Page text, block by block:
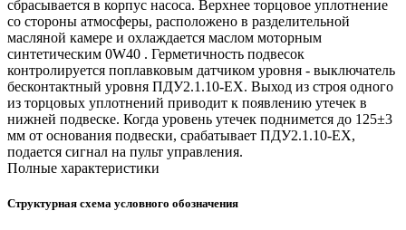
сбрасывается в корпус насоса. Верхнее торцовое уплотнение
со стороны атмосферы, расположено в разделительной
масляной камере и охлаждается маслом моторным
синтетическим 0W40 . Герметичность подвесок
контролируется поплавковым датчиком уровня - выключатель
бесконтактный уровня ПДУ2.1.10-ЕХ. Выход из строя одного
из торцовых уплотнений приводит к появлению утечек в
нижней подвеске. Когда уровень утечек поднимется до 125±3
мм от основания подвески, срабатывает ПДУ2.1.10-ЕХ,
подается сигнал на пульт управления.
Полные характеристики
Структурная схема условного обозначения